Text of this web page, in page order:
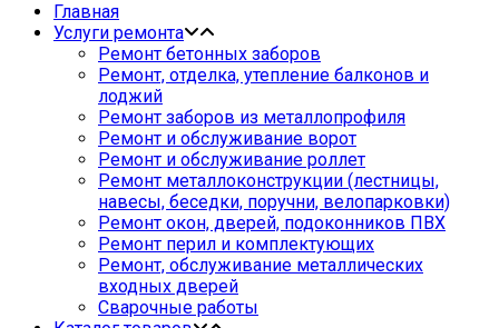
Главная
Услуги ремонта
Ремонт бетонных заборов
Ремонт, отделка, утепление балконов и
лоджий
Ремонт заборов из металлопрофиля
Ремонт и обслуживание ворот
Ремонт и обслуживание роллет
Ремонт металлоконструкции (лестницы,
навесы, беседки, поручни, велопарковки)
Ремонт окон, дверей, подоконников ПВХ
Ремонт перил и комплектующих
Ремонт, обслуживание металлических
входных дверей
Сварочные работы